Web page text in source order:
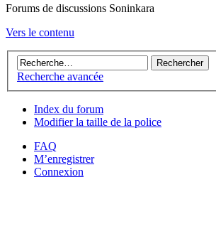
Forums de discussions Soninkara
Vers le contenu
Recherche avancée
Index du forum
Modifier la taille de la police
FAQ
M’enregistrer
Connexion